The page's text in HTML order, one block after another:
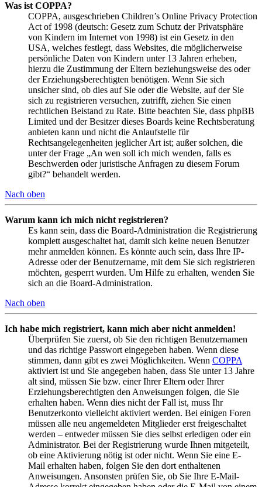
Was ist COPPA?
COPPA, ausgeschrieben Children’s Online Privacy Protection
Act of 1998 (deutsch: Gesetz zum Schutz der Privatsphäre
von Kindern im Internet von 1998) ist ein Gesetz in den
USA, welches festlegt, dass Websites, die möglicherweise
persönliche Daten von Kindern unter 13 Jahren erheben,
hierzu die Zustimmung der Eltern beziehungsweise des oder
der Erziehungsberechtigten benötigen. Wenn Sie sich
unsicher sind, ob dies auf Sie oder die Website, auf der Sie
sich zu registrieren versuchen, zutrifft, ziehen Sie einen
rechtlichen Beistand zu Rate. Bitte beachten Sie, dass phpBB
Limited und der Besitzer dieses Boards keine Rechtsberatung
anbieten kann und nicht die Anlaufstelle für
Rechtsangelegenheiten jeglicher Art ist; außer solchen, die
unter der Frage „An wen soll ich mich wenden, falls es
Beschwerden oder juristische Anfragen zu diesem Forum
gibt?“ behandelt werden.
Nach oben
Warum kann ich mich nicht registrieren?
Es kann sein, dass die Board-Administration die Registrierung
komplett ausgeschaltet hat, damit sich keine neuen Benutzer
mehr anmelden können. Es könnte auch sein, dass Ihre IP-
Adresse oder der Benutzername, mit dem Sie sich registrieren
möchten, gesperrt wurden. Um Hilfe zu erhalten, wenden Sie
sich an die Board-Administration.
Nach oben
Ich habe mich registriert, kann mich aber nicht anmelden!
Überprüfen Sie zuerst, ob Sie den richtigen Benutzernamen
und das richtige Passwort eingegeben haben. Wenn diese
stimmen, dann gibt es zwei Möglichkeiten. Wenn COPPA
aktiviert ist und Sie angegeben haben, dass Sie unter 13 Jahre
alt sind, müssen Sie bzw. einer Ihrer Eltern oder Ihrer
Erziehungsberechtigten den Anweisungen folgen, die Sie
erhalten haben. Wenn dies nicht der Fall ist, muss Ihr
Benutzerkonto vielleicht aktiviert werden. Bei einigen Foren
müssen alle neu angemeldeten Mitglieder erst freigeschaltet
werden – entweder müssen Sie dies selbst erledigen oder ein
Administrator. Bei der Registrierung wurde Ihnen mitgeteilt,
ob eine Aktivierung nötig ist oder nicht. Wenn Sie eine E-
Mail erhalten haben, folgen Sie den dort enthaltenen
Anweisungen. Ansonsten prüfen Sie, ob Sie Ihre E-Mail-